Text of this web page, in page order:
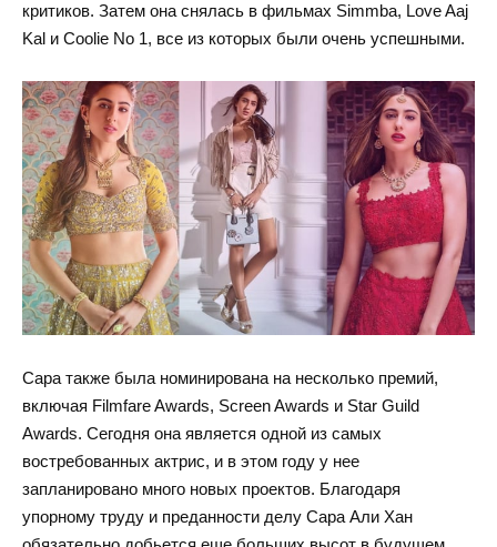
критиков. Затем она снялась в фильмах Simmba, Love Aaj
Kal и Coolie No 1, все из которых были очень успешными.
Сара также была номинирована на несколько премий,
включая Filmfare Awards, Screen Awards и Star Guild
Awards. Сегодня она является одной из самых
востребованных актрис, и в этом году у нее
запланировано много новых проектов. Благодаря
упорному труду и преданности делу Сара Али Хан